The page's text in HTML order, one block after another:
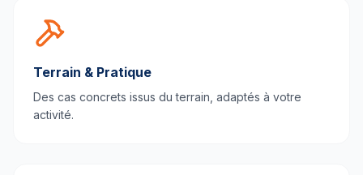
Terrain & Pratique
Des cas concrets issus du terrain, adaptés à votre
activité.